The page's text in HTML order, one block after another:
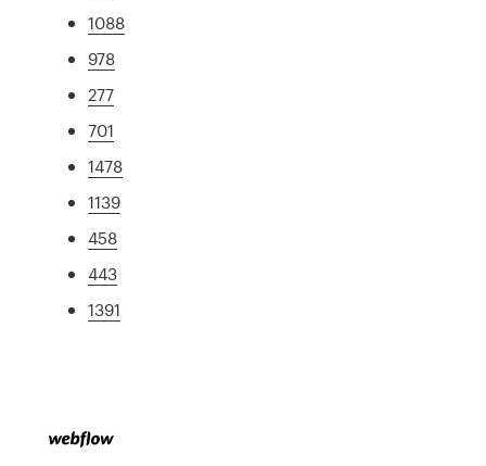
1088
978
277
701
1478
1139
458
443
1391